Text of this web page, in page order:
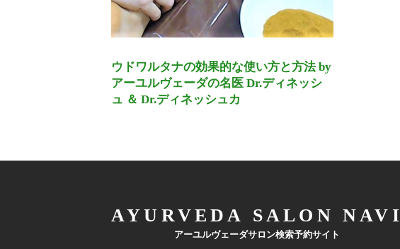
ウドワルタナの効果的な使い方と方法 by
アーユルヴェーダの名医 Dr.ディネッシ
ュ ＆ Dr.ディネッシュカ
AYURVEDA SALON NAVI
アーユルヴェーダサロン検索予約サイト